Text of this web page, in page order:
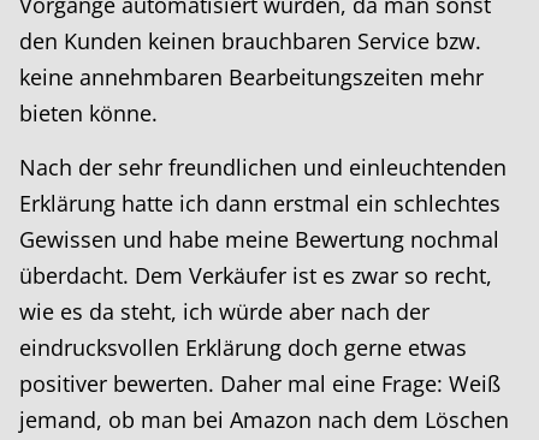
den Kunden keinen brauchbaren Service bzw.
keine annehmbaren Bearbeitungszeiten mehr
bieten könne.
Nach der sehr freundlichen und einleuchtenden
Erklärung hatte ich dann erstmal ein schlechtes
Gewissen und habe meine Bewertung nochmal
überdacht. Dem Verkäufer ist es zwar so recht,
wie es da steht, ich würde aber nach der
eindrucksvollen Erklärung doch gerne etwas
positiver bewerten. Daher mal eine Frage: Weiß
jemand, ob man bei Amazon nach dem Löschen